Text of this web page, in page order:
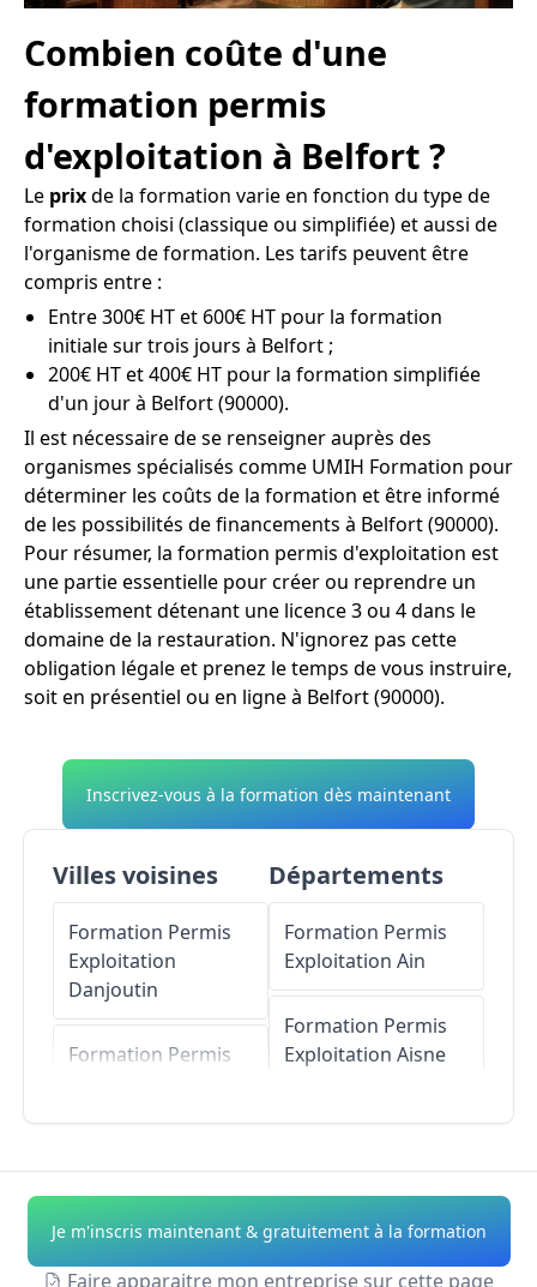
Combien coûte d'une
formation permis
d'exploitation à Belfort ?
Le prixde la formation varie en fonction du type de
formation choisi (classique ou simplifiée) et aussi de
l'organisme de formation. Les tarifs peuvent être
compris entre :
Entre 300€ HT et 600€ HT pour la formation
initiale sur trois jours à Belfort ;
200€ HT et 400€ HT pour la formation simplifiée
d'un jour à Belfort (90000).
Il est nécessaire de se renseigner auprès des
organismes spécialisés comme UMIH Formation pour
déterminer les coûts de la formation et être informé
de les possibilités de financements à Belfort (90000).
Pour résumer, la formation permis d'exploitation est
une partie essentielle pour créer ou reprendre un
établissement détenant une licence 3 ou 4 dans le
domaine de la restauration. N'ignorez pas cette
obligation légale et prenez le temps de vous instruire,
soit en présentiel ou en ligne à Belfort (90000).
Inscrivez-vous à la formation dès maintenant
Villes voisines
Formation Permis
Exploitation
Danjoutin
Formation Permis
Formation Permis
Exploitation
Bavilliers
Départements
Formation Permis
Exploitation Ain
Formation Permis
Exploitation Aisne
Formation Permis
ExploitationAlpes-
de-Haute-Provence
Je m'inscris maintenant & gratuitement à la formation
Faire apparaitre mon entreprise sur cette page